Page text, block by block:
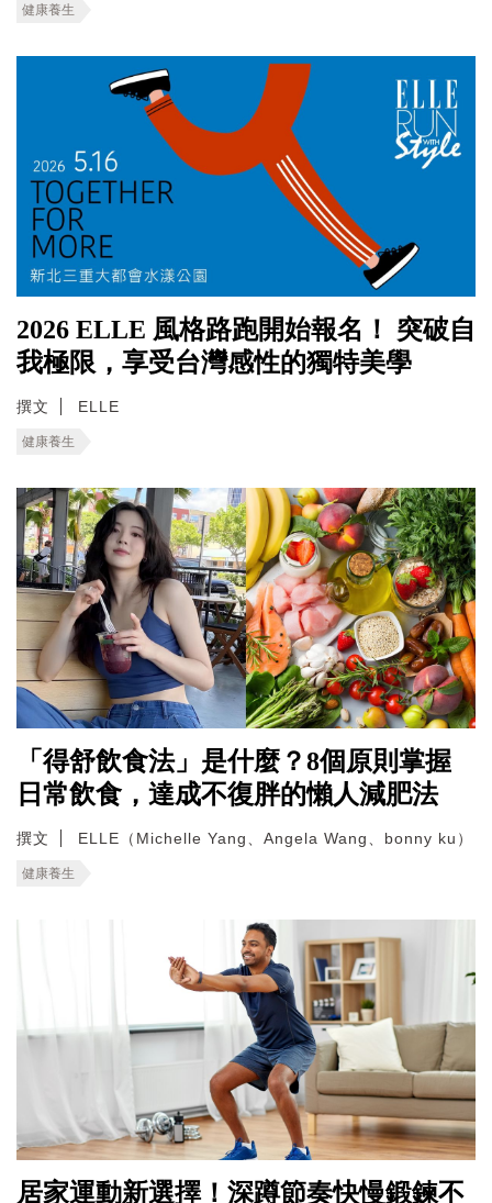
健康養生
2026 ELLE 風格路跑開始報名！ 突破自
我極限，享受台灣感性的獨特美學
撰文 ELLE
健康養生
「得舒飲食法」是什麼？8個原則掌握
日常飲食，達成不復胖的懶人減肥法
撰文 ELLE（Michelle Yang、Angela Wang、bonny ku）
健康養生
居家運動新選擇！深蹲節奏快慢鍛鍊不